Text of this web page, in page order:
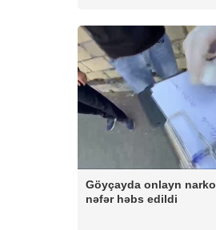
Göyçayda onlayn
nəfər həbs edildi